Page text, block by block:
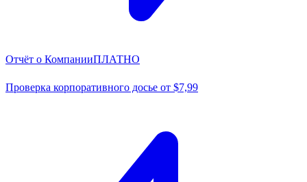
Отчёт о КомпанииПЛАТНО
Проверка корпоративного досье от $7,99